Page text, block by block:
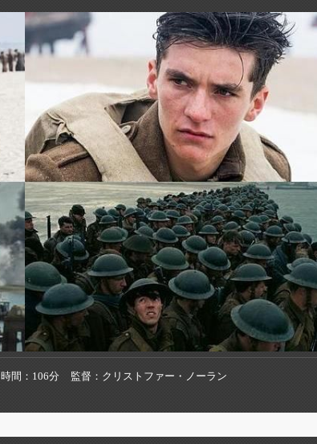
時間 106分 監督
クリストファー・ノーラン